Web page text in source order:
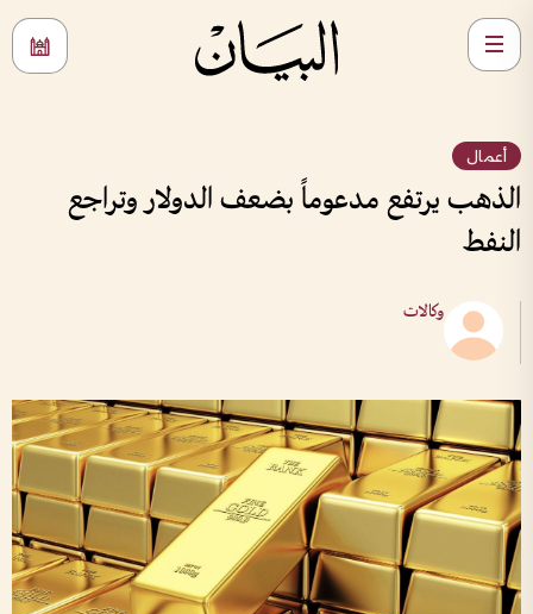
أعمال
الذهب يرتفع مدعوماً بضعف الدولار وتراجع
النفط
وكالات